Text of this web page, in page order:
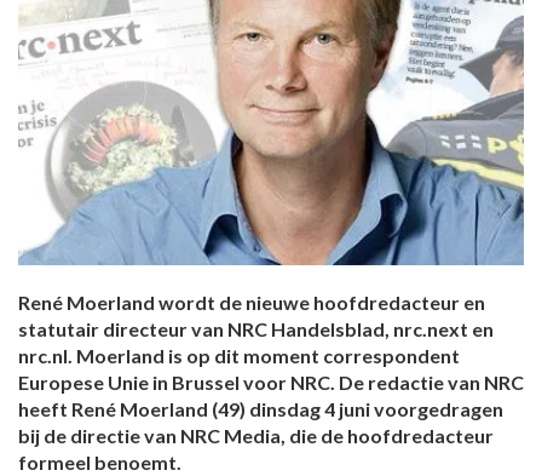
René Moerland wordt de nieuwe hoofdredacteur en
statutair directeur van NRC Handelsblad, nrc.next en
nrc.nl. Moerland is op dit moment correspondent
Europese Unie in Brussel voor NRC. De redactie van NRC
heeft René Moerland (49) dinsdag 4 juni voorgedragen
bij de directie van NRC Media, die de hoofdredacteur
formeel benoemt.